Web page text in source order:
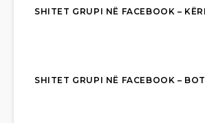
SHITET GRUPI NË FACEBOOK –
SHITET GRUPI NË FACEBOOK –